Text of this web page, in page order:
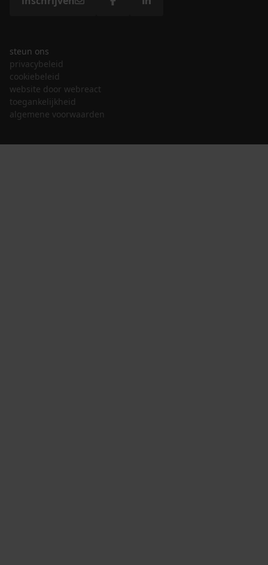
steun ons
privacybeleid
cookiebeleid
website door webreact
toegankelijkheid
algemene voorwaarden